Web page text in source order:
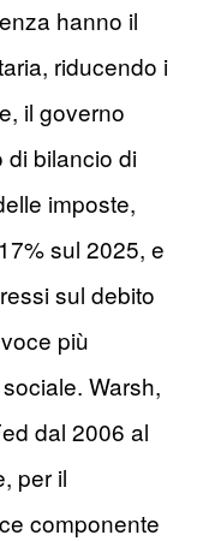
hanno il
riducendo i
il governo
di bilancio di
imposte,
sul 2025, e
sul debito
più
Warsh,
dal 2006 al
per il
componente